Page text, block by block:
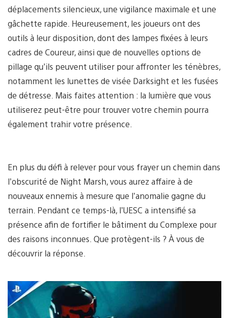
déplacements silencieux, une vigilance maximale et une
gâchette rapide. Heureusement, les joueurs ont des
outils à leur disposition, dont des lampes fixées à leurs
cadres de Coureur, ainsi que de nouvelles options de
pillage qu’ils peuvent utiliser pour affronter les ténèbres,
notamment les lunettes de visée Darksight et les fusées
de détresse. Mais faites attention : la lumière que vous
utiliserez peut-être pour trouver votre chemin pourra
également trahir votre présence.
En plus du défi à relever pour vous frayer un chemin dans
l’obscurité de Night Marsh, vous aurez affaire à de
nouveaux ennemis à mesure que l’anomalie gagne du
terrain. Pendant ce temps-là, l’UESC a intensifié sa
présence afin de fortifier le bâtiment du Complexe pour
des raisons inconnues. Que protègent-ils ? À vous de
découvrir la réponse.